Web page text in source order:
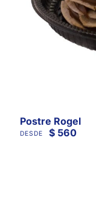
Postre Rogel
DESDE $560